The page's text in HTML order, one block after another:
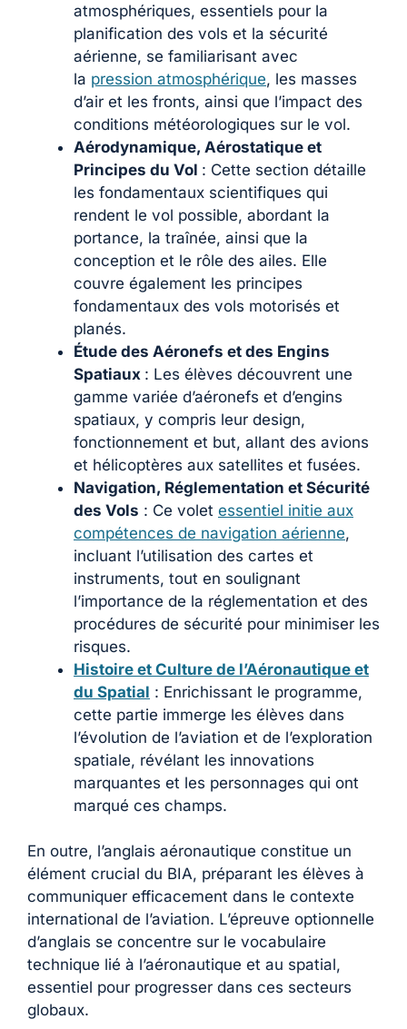
atmosphériques, essentiels pour la
planification des vols et la sécurité
aérienne, se familiarisant avec
la pression atmosphérique, les masses
d’air et les fronts, ainsi que l’impact des
conditions météorologiques sur le vol.
Aérodynamique, Aérostatique et
Principes du Vol : Cette section détaille
les fondamentaux scientifiques qui
rendent le vol possible, abordant la
portance, la traînée, ainsi que la
conception et le rôle des ailes. Elle
couvre également les principes
fondamentaux des vols motorisés et
planés.
Étude des Aéronefs et des Engins
Spatiaux : Les élèves découvrent une
gamme variée d’aéronefs et d’engins
spatiaux, y compris leur design,
fonctionnement et but, allant des avions
et hélicoptères aux satellites et fusées.
Navigation, Réglementation et Sécurité
des Vols : Ce volet essentiel initie aux
compétences de navigation aérienne,
incluant l’utilisation des cartes et
instruments, tout en soulignant
l’importance de la réglementation et des
procédures de sécurité pour minimiser les
risques.
Histoire et Culture de l’Aéronautique et
du Spatial : Enrichissant le programme,
cette partie immerge les élèves dans
l’évolution de l’aviation et de l’exploration
spatiale, révélant les innovations
marquantes et les personnages qui ont
marqué ces champs.
En outre, l’anglais aéronautique constitue un
élément crucial du BIA, préparant les élèves à
communiquer efficacement dans le contexte
international de l’aviation. L’épreuve optionnelle
d’anglais se concentre sur le vocabulaire
technique lié à l’aéronautique et au spatial,
essentiel pour progresser dans ces secteurs
globaux.